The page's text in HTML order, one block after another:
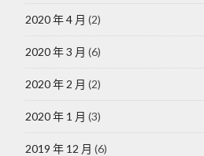
2020 年 4 月 (2)
2020 年 3 月 (6)
2020 年 2 月 (2)
2020 年 1 月 (3)
2019 年 12 月 (6)